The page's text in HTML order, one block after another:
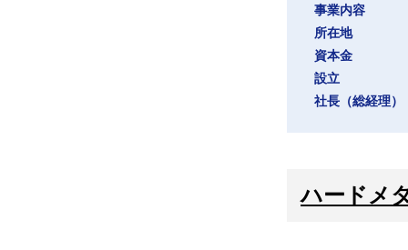
事業内容
所在地
資本金
設立
社長（総経理）
ハードメ